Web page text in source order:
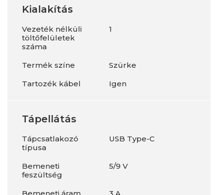
Kialakítás
Vezeték nélküli
töltőfelületek
száma
1
Termék színe
Szürke
Tartozék kábel
Igen
Tápellátás
Tápcsatlakozó
típusa
USB Type-C
Bemeneti
feszültség
5/9 V